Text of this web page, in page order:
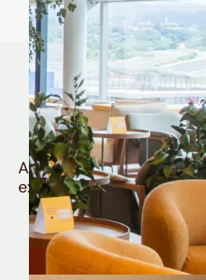
Quem é
Aproveite todos os
exclusivas da sua Conta